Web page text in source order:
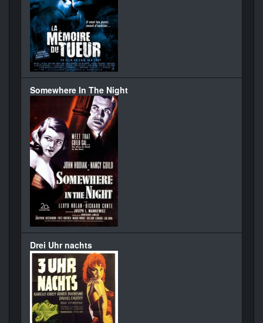
Somewhere In The Night
Drei Uhr nachts